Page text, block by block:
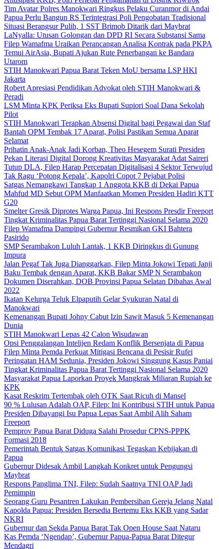
Tim Avatar Polres Manokwari Ringkus Pelaku Curanmor di Andai
Papua Perlu Bangun RS Terintegrasi Poli Pengobatan Tradisional
Situasi Berangsur Pulih, 1 SST Brimob Ditarik dari Maybrat
LaNyalla: Utusan Golongan dan DPD RI Secara Substansi Sama
Filep Wamafma Uraikan Perancangan Analisa Kontrak pada PKPA
Temui AirAsia, Bupati Ajukan Rute Penerbangan ke Bandara
Utarom
STIH Manokwari Papua Barat Teken MoU bersama LSP HKI
Jakarta
Robert Apresiasi Pendidikan Advokat oleh STIH Manokwari &
Peradi
LSM Minta KPK Periksa Eks Bupati Supiori Soal Dana Sekolah
Pilot
STIH Manokwari Terapkan Absensi Digital bagi Pegawai dan Staf
Bantah OPM Tembak 17 Aparat, Polisi Pastikan Semua Aparat
Selamat
Prihatin Anak-Anak Jadi Korban, Theo Hesegem Surati Presiden
Pekan Literasi Digital Dorong Kreativitas Masyarakat Adat Saireri
Tutup DLA, Filep Harap Percepatan Digitalisasi 4 Sektor Terwujud
Tak Ragu ‘Potong Kepala’, Kapolri Copot 7 Pejabat Polisi
Satgas Nemangkawi Tangkap 1 Anggota KKB di Dekai Papua
Mahfud MD Sebut OPM Manfaatkan Momen Presiden Hadiri KTT
G20
Smelter Gresik Diprotes Warga Papua, Ini Respons Presdir Freeport
Tingkat Kriminalitas Papua Barat Tertinggi Nasional Selama 2020
Filep Wamafma Dampingi Gubernur Resmikan GKI Bahtera
Pasirido
SMP Serambakon Luluh Lantak, 1 KKB Diringkus di Gunung
Impura
Jalan Pegaf Tak Juga Dianggarkan, Filep Minta Jokowi Tepati Janji
Baku Tembak dengan Aparat, KKB Bakar SMP N Serambakon
Dokumen Diserahkan, DOB Provinsi Papua Selatan Dibahas Awal
2022
Ikatan Kelurga Teluk Elpaputih Gelar Syukuran Natal di
Manokwari
Kemenangan Bupati Johny Cabut Izin Sawit Masuk 5 Kemenangan
Dunia
STIH Manokwari Lepas 42 Calon Wisudawan
Opsi Penggalangan Intelijen Redam Konflik Bersenjata di Papua
Filep Minta Pemda Perkuat Mitigasi Bencana di Pesisir Rufei
Peringatan HAM Sedunia, Presiden Jokowi Singgung Kasus Paniai
Tingkat Kriminalitas Papua Barat Tertinggi Nasional Selama 2020
Masyarakat Papua Laporkan Proyek Mangkrak Miliaran Rupiah ke
KPK
Kasat Reskrim Tertembak oleh OTK Saat Ricuh di Mansel
90 % Lulusan Adalah OAP, Filep: Ini Kontribusi STIH untuk Papua
Presiden Dibayangi Isu Papua Lepas Saat Ambil Alih Saham
Freeport
Pemprov Papua Barat Diduga Salahi Prosedur CPNS-PPPK
Formasi 2018
Pemerintah Bentuk Satgas Komunikasi Tegaskan Kebijakan di
Papua
Gubernur Didesak Ambil Langkah Konkret untuk Pengungsi
Maybrat
Respons Panglima TNI, Filep: Sudah Saatnya TNI OAP Jadi
Pemimpin
Seorang Guru Pesantren Lakukan Pembersihan Gereja Jelang Natal
Kapolda Papua: Presiden Bersedia Bertemu Eks KKB yang Sadar
NKRI
Gubernur dan Sekda Papua Barat Tak Open House Saat Nataru
Kas Pemda ‘Ngendap’, Gubernur Papua-Papua Barat Ditegur
Mendagri